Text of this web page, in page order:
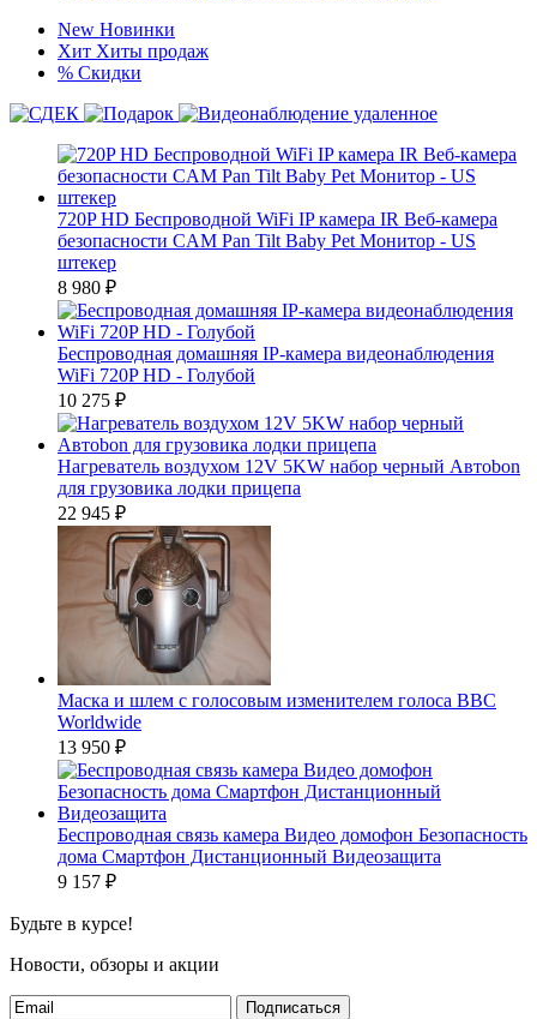
New Новинки
Хит Хиты продаж
% Скидки
720P HD Беспроводной WiFi IP камера IR Веб-камера
безопасности CAM Pan Tilt Baby Pet Монитор - US
штекер
8 980 ₽
Беспроводная домашняя IP-камера видеонаблюдения
WiFi 720P HD - Голубой
10 275 ₽
Нагреватель воздухом 12V 5KW набор черный Автоbon
для грузовика лодки прицепа
22 945 ₽
Маска и шлем с голосовым изменителем голоса BBC
Worldwide
13 950 ₽
Беспроводная связь камера Видео домофон Безопасность
дома Смартфон Дистанционный Видеозащита
9 157 ₽
Будьте в курсе!
Новости, обзоры и акции
Подписаться